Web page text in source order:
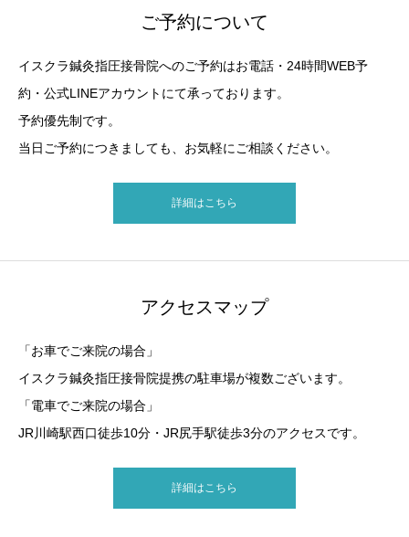
ご予約について
イスクラ鍼灸指圧接骨院へのご予約はお電話・24時間WEB予
約・公式LINEアカウントにて承っております。
予約優先制です。
当日ご予約につきましても、お気軽にご相談ください。
詳細はこちら
アクセスマップ
「お車でご来院の場合」
イスクラ鍼灸指圧接骨院提携の駐車場が複数ございます。
「電車でご来院の場合」
JR川崎駅西口徒歩10分・JR尻手駅徒歩3分のアクセスです。
詳細はこちら